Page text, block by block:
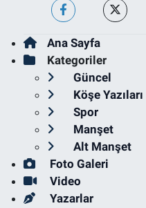
Ana Sayfa
Kategoriler
Güncel
Köşe Yazıları
Spor
Manşet
Alt Manşet
Foto Galeri
Video
Yazarlar